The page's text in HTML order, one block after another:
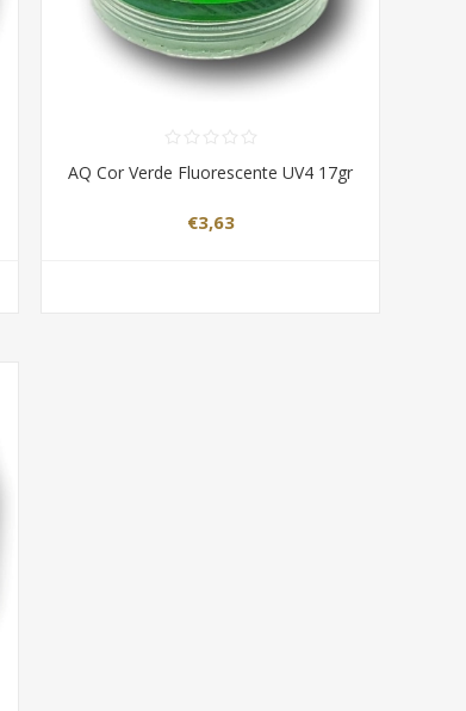
AQ Cor Verde Fluorescente UV4 17gr
€3,63